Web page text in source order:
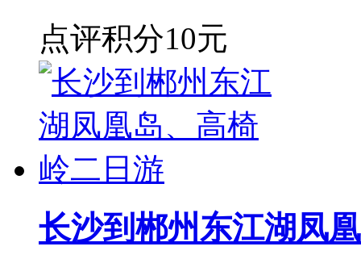
点评积分10元
长沙到郴州东江湖凤